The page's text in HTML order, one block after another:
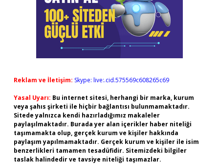
Reklam ve İletişim: Skype: live:.cid.575569c608265c69
Yasal Uyarı: Bu internet sitesi, herhangi bir marka, kurum
veya şahıs şirketi ile hiçbir bağlantısı bulunmamaktadır.
Sitede yalnızca kendi hazırladığımız makaleler
paylaşılmaktadır. Burada yer alan içerikler haber niteliği
taşımamakta olup, gerçek kurum ve kişiler hakkında
paylaşım yapılmamaktadır. Gerçek kurum ve kişiler ile isim
benzerlikleri tamamen tesadüfidir. Sitemizdeki bilgiler
taslak halindedir ve tavsiye niteliği taşımazlar.